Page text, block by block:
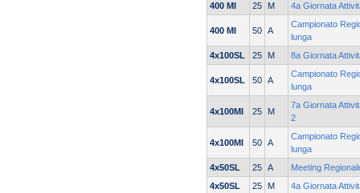
400 MI
25 M 4a Giornata
400 MI 50 A
Campionato
lunga
4x100SL
25 M 8a Giornata
4x100SL 50 A
Campionato
lunga
4x100MI 25 M
7a Giornata
2
4x100MI 50 A
Campionato
lunga
4x50SL
25 A
Meeting
4x50SL
25 M
4a Giornata